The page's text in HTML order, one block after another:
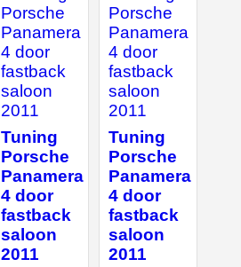
Tuning
Porsche
Panamera
4 door
fastback
saloon
2011
Tuning
Porsche
Panamera
4 door
fastback
saloon
2011